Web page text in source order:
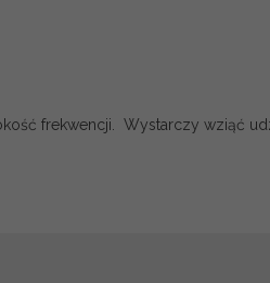
frekwencji. Wystarczy wziąć